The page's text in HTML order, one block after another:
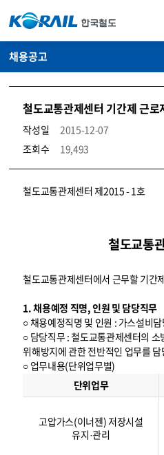
채용공고
철도교통관제센터 기간제 근로
작성일
2015-12-07
조회수
19,493
코레일소개_경영공시_채용공고 상세보기 – 내용, 파일, 담당자 연락처로 구성
철도교통관제센터 제2015 - 1호
철도교통
철도교통관제센터에서 근무할 기간
1. 채용예정 직명, 인원 및 담당직무
○ 채용예정직명 및 인원 : 가스설비담
○ 담당직무 : 철도교통관제센터의
위해방지에 관한 전반적인 업무를 담
○ 업무내용(단위업무별)
무
단위업무
고압가스(이너젠) 저장시설
유지·관리